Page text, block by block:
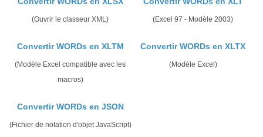
(Ouvrir le classeur XML) (Excel 97 - Modèle 2003)
Convertir WORDs en XLTM
(Modèle Excel compatible avec les
macros)
Convertir WORDs en XLTX
(Modèle Excel)
Convertir WORDs en JSON
(Fichier de notation d'objet JavaScript)